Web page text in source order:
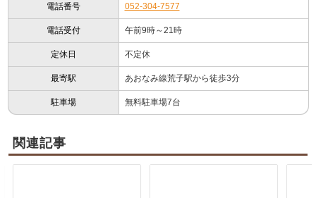
電話番号 052-304-7577
電話受付 午前9時～21時
定休日 不定休
最寄駅 あおなみ線荒子駅から徒歩3分
駐車場 無料駐車場7台
関連記事